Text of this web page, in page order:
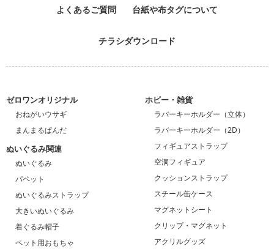
よくあるご質問 台紙や布タグについて
チラシダウンロード
ゼロワンオリジナル
おねがいウサギ
まんまるぱんだ
ぬいぐるみ関連
ぬいぐるみ
パペット
ぬいぐるみストラップ
大きいぬいぐるみ
着ぐるみ帽子
ペット用おもちゃ
ホビー・雑貨
ラバーキーホルダー（立体）
ラバーキーホルダー（2D）
フィギュアストラップ
空洞フィギュア
クッションストラップ
スチール缶ケース
マグネットシート
クリップ・マグネット
アクリルグッズ